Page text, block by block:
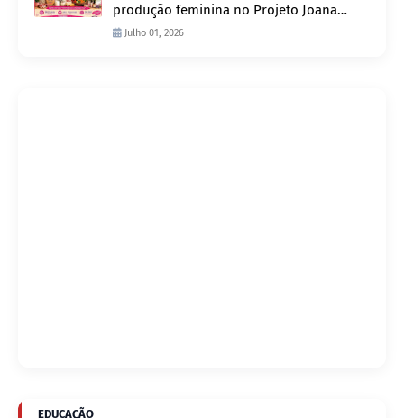
produção feminina no Projeto Joana
D’Arc
Julho 01, 2026
EDUCAÇÃO